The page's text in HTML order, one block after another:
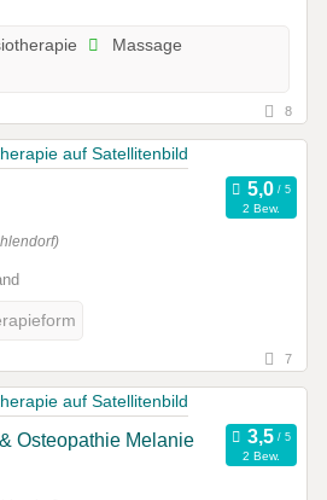
Massage
8
2 Bew.
7
Osteopathie Melanie
2 Bew.